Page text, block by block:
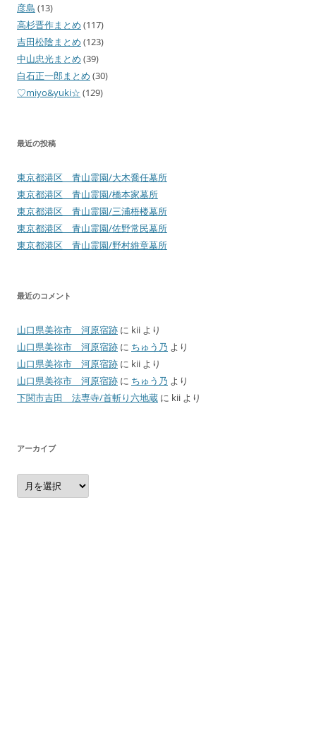
彦島 (13)
高杉晋作まとめ (117)
吉田松陰まとめ (123)
中山忠光まとめ (39)
白石正一郎まとめ (30)
♡miyo&yuki☆ (129)
最近の投稿
東京都港区 青山霊園/大木喬任墓所
東京都港区 青山霊園/橋本家墓所
東京都港区 青山霊園/三浦梧楼墓所
東京都港区 青山霊園/佐野常民墓所
東京都港区 青山霊園/野村維章墓所
最近のコメント
山口県美祢市 河原宿跡 に kii より
山口県美祢市 河原宿跡 に ちゅう乃 より
山口県美祢市 河原宿跡 に kii より
山口県美祢市 河原宿跡 に ちゅう乃 より
下関市吉田 法専寺/首斬り六地蔵 に kii より
アーカイブ
ア
ー
カ